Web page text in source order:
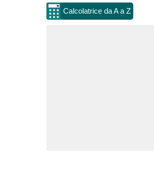
Calcolatrice da A a Z